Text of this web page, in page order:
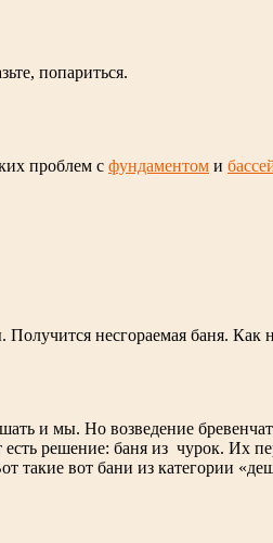
попариться.
проблем с фундаментом и
несгораемая баня. Как
и мы. Но возведение
есть решение: баня из чурок. Их
вот бани из категории